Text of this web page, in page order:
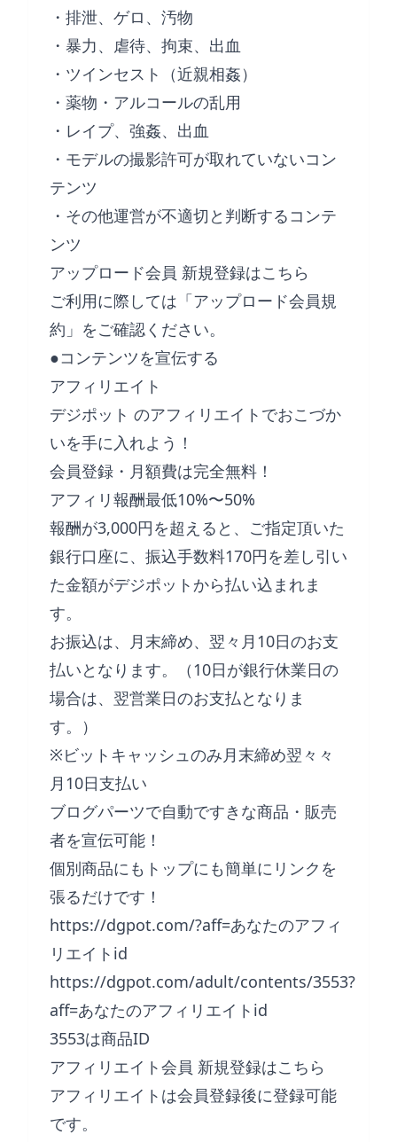
・排泄、ゲロ、汚物
・暴力、虐待、拘束、出血
・ツインセスト（近親相姦）
・薬物・アルコールの乱用
・レイプ、強姦、出血
・モデルの撮影許可が取れていないコン
テンツ
・その他運営が不適切と判断するコンテ
ンツ
アップロード会員 新規登録はこちら
ご利用に際しては「アップロード会員規
約 」をご確認ください。
●コンテンツを宣伝する
アフィリエイト
デジポット のアフィリエイトでおこづか
いを手に入れよう！
会員登録・月額費は完全無料！
アフィリ報酬最低10%〜50%
報酬が3,000円を超えると、ご指定頂いた
銀行口座に、振込手数料170円を差し引い
た金額がデジポットから払い込まれま
す。
お振込は、月末締め、翌々月10日のお支
払いとなります。（10日が銀行休業日の
場合は、翌営業日のお支払となりま
す。）
※ビットキャッシュのみ月末締め翌々々
月10日支払い
ブログパーツで自動ですきな商品・販売
者を宣伝可能！
個別商品にもトップにも簡単にリンクを
張るだけです！
https://dgpot.com/?aff=あなたのアフィ
リエイトid
https://dgpot.com/adult/contents/3553?
aff=あなたのアフィリエイトid
3553は商品ID
アフィリエイト会員 新規登録はこちら
アフィリエイトは会員登録後に登録可能
です。